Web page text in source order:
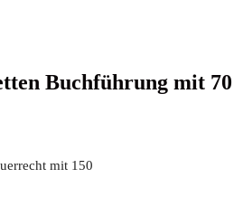
Buch­füh­rung mit 70